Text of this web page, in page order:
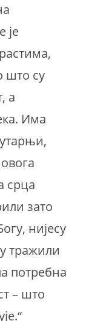
је
што су
а
Има
срца
зато
нијесу
тражили
потребна
– што